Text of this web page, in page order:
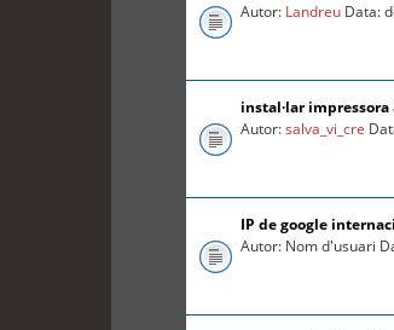
Autor: Landreu Data:
instal·lar
Autor:salva_vi_cre
IP de google
Autor: Nom d'usuari